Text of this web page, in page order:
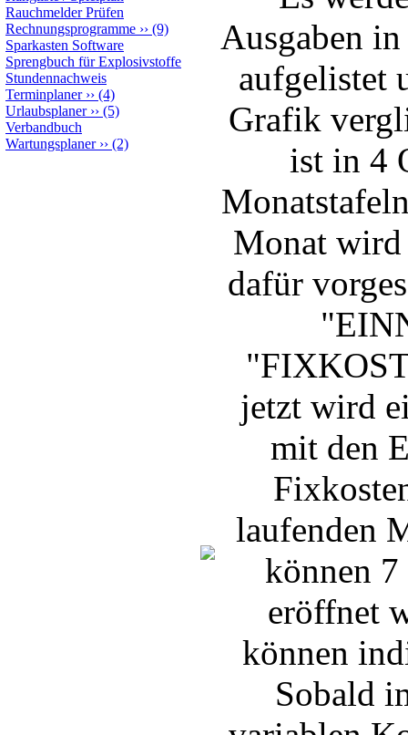
Rauchmelder Prüfen
Rechnungsprogramme ›› (9)
Sparkasten Software
Sprengbuch für Explosivstoffe
Stundennachweis
Terminplaner›› (4)
Urlaubsplaner›› (5)
Verbandbuch
Wartungsplaner›› (2)
Ausgaben
aufgelistet
Grafik
ist in 4
Monat wird
dafür
jetzt wird
mit den
laufenden
können
eröffnet
können
Sobald